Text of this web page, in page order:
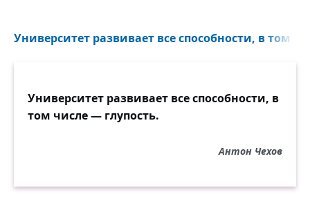
Университет развивает все способности, в том
Университет развивает все способности, в
том числе — глупость.
Антон Чехов